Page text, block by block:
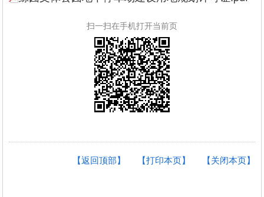
扫一扫在手机打开当前页
【关闭本页】
【打印本页】
【返回顶部】